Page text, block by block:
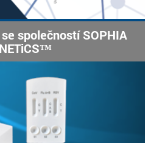
společností SOPHIA